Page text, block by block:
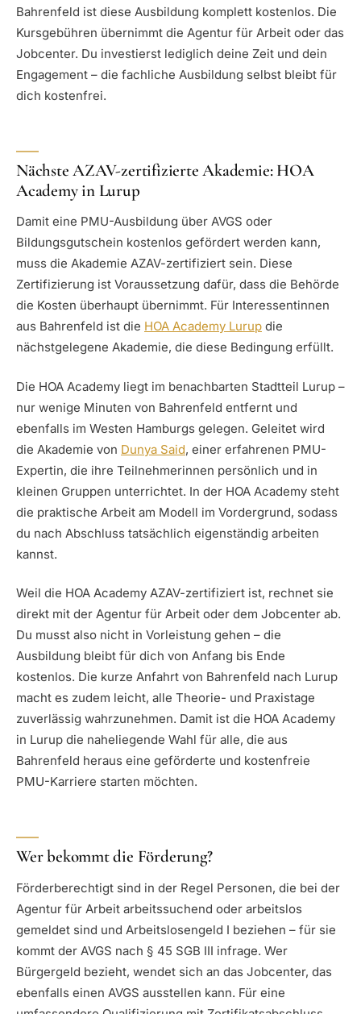
Bahrenfeld ist diese Ausbildung komplett kostenlos. Die
Kursgebühren übernimmt die Agentur für Arbeit oder das
Jobcenter. Du investierst lediglich deine Zeit und dein
Engagement – die fachliche Ausbildung selbst bleibt für
dich kostenfrei.
Nächste AZAV-zertifizierte Akademie: HOA
Academy in Lurup
Damit eine PMU-Ausbildung über AVGS oder
Bildungsgutschein kostenlos gefördert werden kann,
muss die Akademie AZAV-zertifiziert sein. Diese
Zertifizierung ist Voraussetzung dafür, dass die Behörde
die Kosten überhaupt übernimmt. Für Interessentinnen
aus Bahrenfeld ist die HOA Academy Lurup die
nächstgelegene Akademie, die diese Bedingung erfüllt.
Die HOA Academy liegt im benachbarten Stadtteil Lurup –
nur wenige Minuten von Bahrenfeld entfernt und
ebenfalls im Westen Hamburgs gelegen. Geleitet wird
die Akademie von Dunya Said, einer erfahrenen PMU-
Expertin, die ihre Teilnehmerinnen persönlich und in
kleinen Gruppen unterrichtet. In der HOA Academy steht
die praktische Arbeit am Modell im Vordergrund, sodass
du nach Abschluss tatsächlich eigenständig arbeiten
kannst.
Weil die HOA Academy AZAV-zertifiziert ist, rechnet sie
direkt mit der Agentur für Arbeit oder dem Jobcenter ab.
Du musst also nicht in Vorleistung gehen – die
Ausbildung bleibt für dich von Anfang bis Ende
kostenlos. Die kurze Anfahrt von Bahrenfeld nach Lurup
macht es zudem leicht, alle Theorie- und Praxistage
zuverlässig wahrzunehmen. Damit ist die HOA Academy
in Lurup die naheliegende Wahl für alle, die aus
Bahrenfeld heraus eine geförderte und kostenfreie
PMU-Karriere starten möchten.
Wer bekommt die Förderung?
Förderberechtigt sind in der Regel Personen, die bei der
Agentur für Arbeit arbeitssuchend oder arbeitslos
gemeldet sind und Arbeitslosengeld I beziehen – für sie
kommt der AVGS nach § 45 SGB III infrage. Wer
Bürgergeld bezieht, wendet sich an das Jobcenter, das
ebenfalls einen AVGS ausstellen kann. Für eine